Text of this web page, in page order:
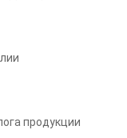
продукции